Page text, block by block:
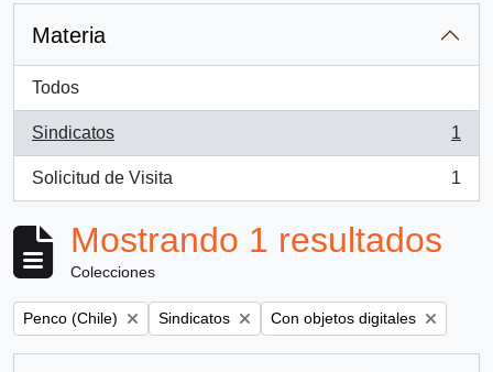
Materia
Todos
Sindicatos
, 1 resultados
1
Solicitud de Visita
, 1 resultados
1
Mostrando 1 resultados
Colecciones
Remove filter:
Penco (Chile) Remove filter:
Sindicatos Remove filter:
Con objetos digitales